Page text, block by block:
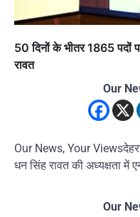
50 दिनों के भीतर 1865 पदों
रावत
Our
Our News, Your
धन सिंह रावत की अध्यक्षता में
Our